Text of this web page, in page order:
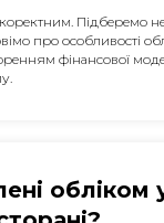
Підберемо
про особливості
фінансової
обліком